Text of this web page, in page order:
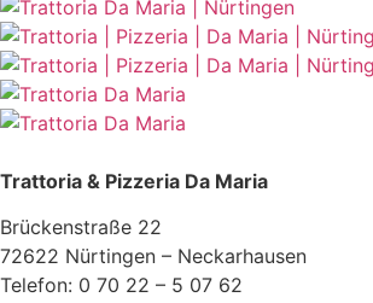
Trattoria & Pizzeria Da Maria
Brückenstraße 22
72622 Nürtingen – Neckarhausen
Telefon: 0 70 22 – 5 07 62